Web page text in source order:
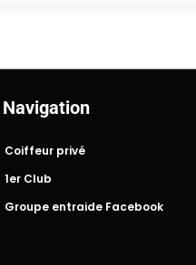
Navigation
Coiffeur privé
1er Club
Groupe entraide Facebook